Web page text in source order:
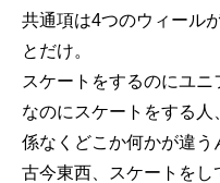
共通項は4つのウィール
とだけ。
スケートをするのにユニ
なのにスケートをする
係なくどこか何かが違う
古今東西、スケートをし